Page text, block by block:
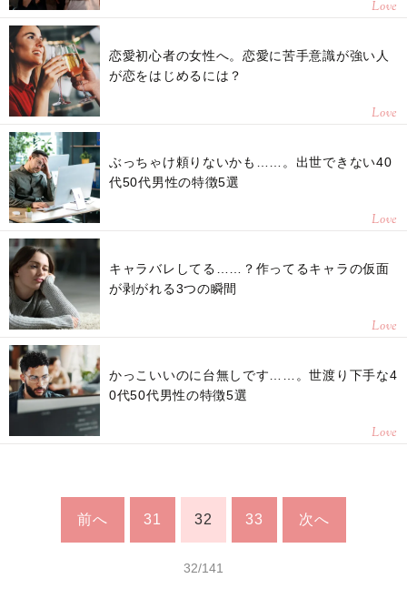
Love
恋愛初心者の女性へ。恋愛に苦手意識が強い人
が恋をはじめるには？
Love
ぶっちゃけ頼りないかも……。出世できない40
代50代男性の特徴5選
Love
キャラバレしてる……？作ってるキャラの仮面
が剥がれる3つの瞬間
Love
かっこいいのに台無しです……。世渡り下手な4
0代50代男性の特徴5選
Love
前へ 31 32 33 次へ
32/141